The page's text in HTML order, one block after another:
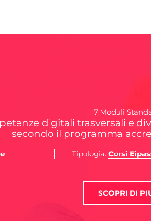
7 Moduli
digitali trasversali e
secondo il programma
Tipologia:Corsi
SCOPRI DI